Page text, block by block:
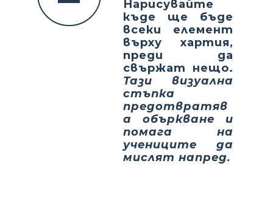
Нарисувайте
къде ще бъде
всеки елемент
върху хартия,
преди да
свържат нещо.
Тази визуална
стъпка
предотвратяв
а объркване и
помага на
учениците да
мислят напред.